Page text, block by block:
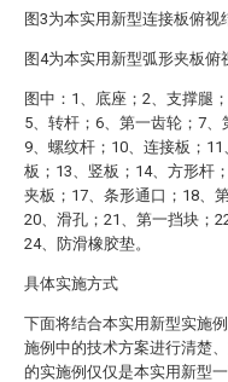
图3为本实用新型连接板俯视
图4为本实用新型弧形夹板俯
图中：1、底座；2、支撑腿
5、转杆；6、第一齿轮；7、
9、螺纹杆；10、连接板；
板；13、竖板；14、方形杆
夹板；17、条形通口；18、
20、滑孔；21、第一挡块；
24、防滑橡胶垫。
具体实施方式
下面将结合本实用新型实施
施例中的技术方案进行清楚
的实施例仅仅是本实用新型